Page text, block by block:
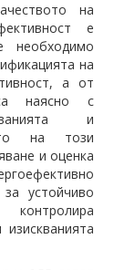
на
е
необходимо
на
а от
наясно с
и
на този
и оценка
устойчиво